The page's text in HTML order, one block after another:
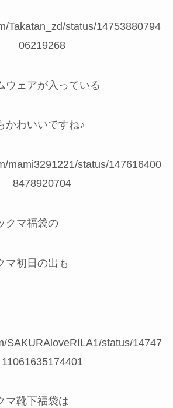
Takatan_zd/status/14753880794
06219268
ウェアが入っている
かわいいですね♪
mami3291221/status/147616400
8478920704
クマ福袋の
マ初日の出も
SAKURAloveRILA1/status/14747
11061635174401
マ靴下福袋は